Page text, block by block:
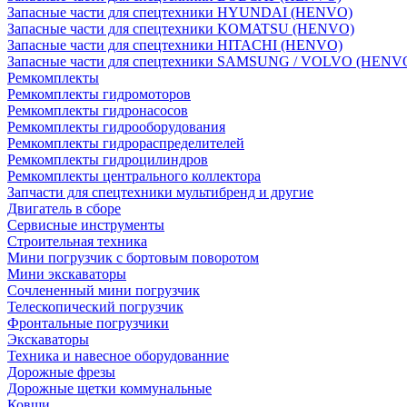
Запасные части для спецтехники HYUNDAI (HENVO)
Запасные части для спецтехники KOMATSU (HENVO)
Запасные части для спецтехники HITACHI (HENVO)
Запасные части для спецтехники SAMSUNG / VOLVO
Ремкомплекты
Ремкомплекты гидромоторов
Ремкомплекты гидронасосов
Ремкомплекты гидрооборудования
Ремкомплекты гидрораспределителей
Ремкомплекты гидроцилиндров
Ремкомплекты центрального коллектора
Запчасти для спецтехники мультибренд и другие
Двигатель в сборе
Сервисные инструменты
Строительная техника
Мини погрузчик с бортовым поворотом
Мини экскаваторы
Сочлененный мини погрузчик
Телескопический погрузчик
Фронтальные погрузчики
Экскаваторы
Техника и навесное оборудованние
Дорожные фрезы
Дорожные щетки коммунальные